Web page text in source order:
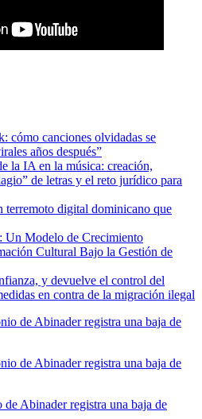
cómo canciones olvidadas se
años después”
la IA en la música: creación,
de letras y el reto jurídico para
terremoto digital dominicano que
Un Modelo de Crecimiento
Cultural Bajo la Gestión de
y devuelve el control del
en contra de la migración ilegal
de Abinader registra una baja de
de Abinader registra una baja de
Abinader registra una baja de